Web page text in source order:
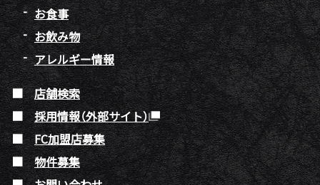
お食事
お飲み物
アレルギー情報
店舗検索
採用情報（外部サイト）
FC加盟店募集
物件募集